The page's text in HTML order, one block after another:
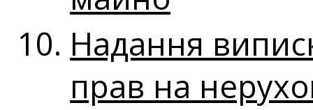
Надання
прав на